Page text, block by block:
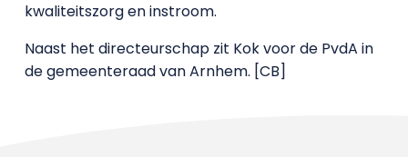
kwaliteitszorg en instroom.
Naast het directeurschap zit Kok voor de PvdA in
de gemeenteraad van Arnhem. [CB]